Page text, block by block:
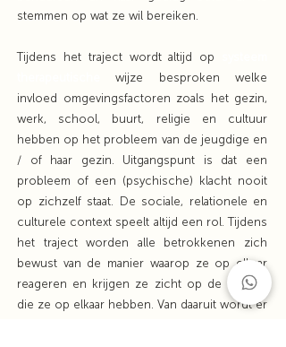
stemmen op wat ze wil bereiken.
Tijdens het traject wordt altijd op
wijze besproken welke
invloed omgevingsfactoren zoals het gezin,
werk, school, buurt, religie en cultuur
hebben op het probleem van de jeugdige en
/ of haar gezin. Uitgangspunt is dat een
probleem of een (psychische) klacht nooit
op zichzelf staat. De sociale, relationele en
culturele context speelt altijd een rol. Tijdens
het traject worden alle betrokkenen zich
bewust van de manier waarop ze op elkaar
reageren en krijgen ze zicht op de invloed
die ze op elkaar hebben. Van daaruit wordt er